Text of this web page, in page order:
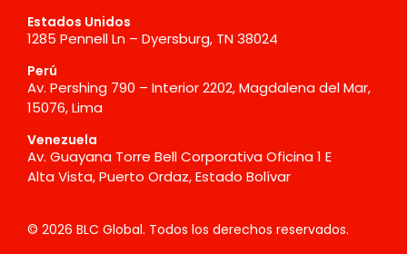
Estados Unidos
1285 Pennell Ln – Dyersburg, TN 38024
Perú
Av. Pershing 790 – Interior 2202, Magdalena del Mar,
15076, Lima
Venezuela
Av. Guayana Torre Bell Corporativa Oficina 1 E
Alta Vista, Puerto Ordaz, Estado Bolívar
© 2026 BLC Global. Todos los derechos reservados.